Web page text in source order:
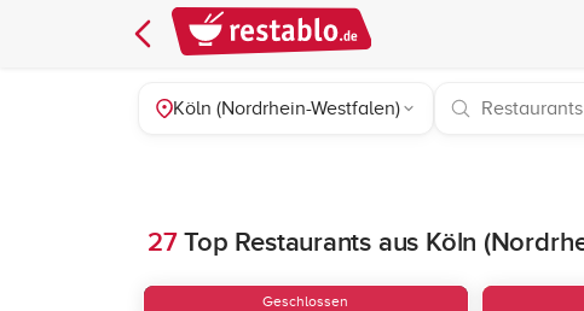
Köln (Nordrhein-Westfalen)
27Top Restaurants aus Köln
Geschlossen